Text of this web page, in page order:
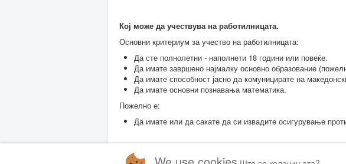
Кој може да учествува на работилницата.
Основни критериум за учество на работилницата:
Да сте полнолетни - наполнети 18 години или повеќе.
Да имате завршено најмалку основно образование
Да имате способност јасно да комуницирате на
Да имате основни познавања математика.
Пожелно е:
Да имате или да сакате да си извадите осигурување